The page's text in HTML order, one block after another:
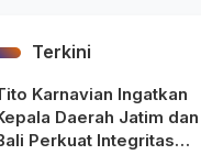
Terkini
Karnavian Ingatkan
Daerah Jatim dan
Perkuat Integritas